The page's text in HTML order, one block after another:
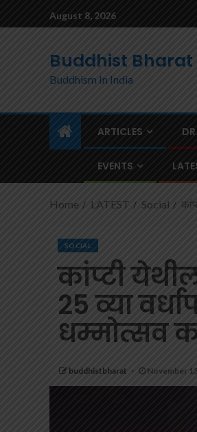
August 8, 2026
Buddhist Bharat
Buddhism In India
ARTICLES
EVENTS
Home LATEST Social
SOCIAL
कांप्टी
25 व्या
धम्मोत्सव
buddhistbharat November